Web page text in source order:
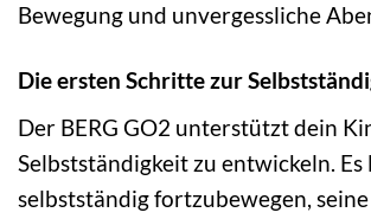
Bewegung und unvergessliche
Die ersten Schritte zur
Der BERG GO2 unterstützt dein
Selbstständigkeit zu entwickeln. Es
selbstständig fortzubewegen,